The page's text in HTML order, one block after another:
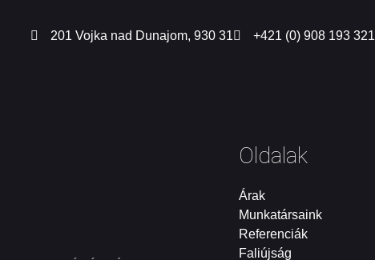
201 Vojka nad Dunajom, 930 31 +421 (0) 908 193 321
Oldalak
Árak
Munkatársaink
Referenciák
Faliújság